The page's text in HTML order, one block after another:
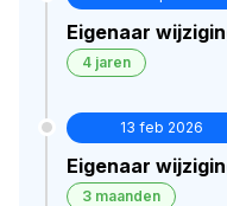
Eigenaar
4 jaren
13 feb 2026
Eigenaar
3 maanden